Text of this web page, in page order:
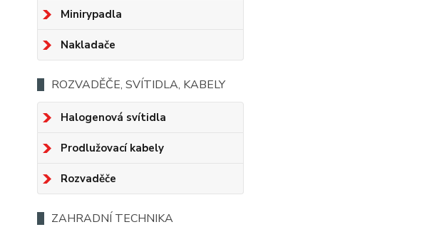
Minirypadla
Nakladače
ROZVADĚČE, SVÍTIDLA, KABELY
Halogenová svítidla
Prodlužovací kabely
Rozvaděče
ZAHRADNÍ TECHNIKA